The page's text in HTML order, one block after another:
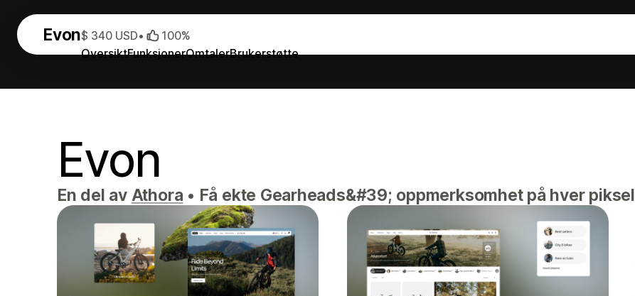
Evon
OversiktFunksjonerOmtalerBrukerstøtte
$ 340 USD• 100%
Evon
En del av Athora • Få ekte Gearheads&#39; oppmerksomhet på hver piksel